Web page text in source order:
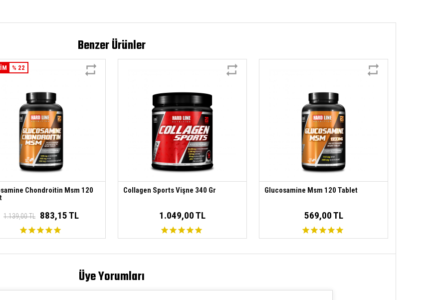
Magnezyum/Magnesium
125 mg
1 mg
1.5 mg
Benzer Ürünler
% 22
Chondroitin Msm 120
1.139,00 TL 883,15 TL
Collagen Sports Vişne 340 Gr
1.049,00 TL
Glucosamine Msm 120 Tablet
569,00 TL
Üye Yorumları